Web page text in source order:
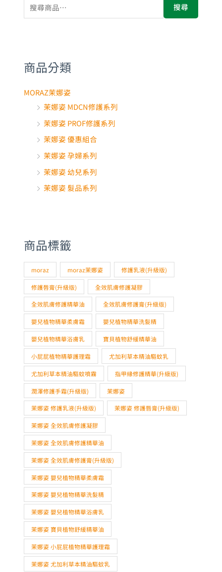
搜尋
商品分類
MORAZ茉娜姿
茉娜姿 MDCN修護系列
茉娜姿 PROF修護系列
茉娜姿 優惠組合
茉娜姿 孕婦系列
茉娜姿 幼兒系列
茉娜姿 髮品系列
商品標籤
moraz moraz茉娜姿 修護乳液(升級版)
修護唇膏(升級版) 全效肌膚修護凝膠
全效肌膚修護精華油 全效肌膚修護膏(升級版)
嬰兒植物精華柔膚霜 嬰兒植物精華洗髮精
嬰兒植物精華浴膚乳 寶貝植物舒緩精華油
小屁屁植物精華護理霜 尤加利草本精油驅蚊乳
尤加利草本精油驅蚊噴霧 指甲緣修護精華(升級版)
潤澤修護手霜(升級版) 茉娜姿
茉娜姿 修護乳液(升級版) 茉娜姿 修護唇膏(升級版)
茉娜姿 全效肌膚修護凝膠
茉娜姿 全效肌膚修護精華油
茉娜姿 全效肌膚修護膏(升級版)
茉娜姿 嬰兒植物精華柔膚霜
茉娜姿 嬰兒植物精華洗髮精
茉娜姿 嬰兒植物精華浴膚乳
茉娜姿 寶貝植物舒緩精華油
茉娜姿 小屁屁植物精華護理霜
茉娜姿 尤加利草本精油驅蚊乳